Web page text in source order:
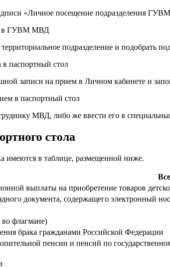
«Личное посещение подразделения
подразделение и подобрать
записи на прием в Личном кабинете и
МВД, либо же ввести его в
стола
имеются в таблице, размещенной ниже.
выплаты на приобретение товаров
документа, содержащего электронный
флагмане)
брака гражданами Российской Федерации
пенсии и пенсий по